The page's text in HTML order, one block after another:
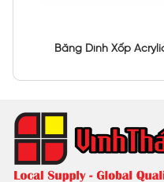
Băng Dính Xốp